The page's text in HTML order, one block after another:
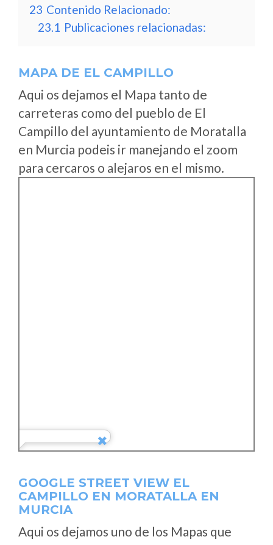
23 Contenido Relacionado:
23.1 Publicaciones relacionadas:
MAPA DE EL CAMPILLO
Aqui os dejamos el Mapa tanto de
carreteras como del pueblo de El
Campillo del ayuntamiento de Moratalla
en Murcia podeis ir manejando el zoom
para cercaros o alejaros en el mismo.
GOOGLE STREET VIEW EL
CAMPILLO EN MORATALLA EN
MURCIA
Aqui os dejamos uno de los Mapas que